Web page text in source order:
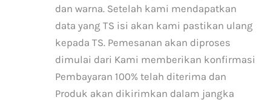
dan warna. Setelah kami mendapatkan
data yang TS isi akan kami pastikan ulang
kepada TS. Pemesanan akan diproses
dimulai dari Kami memberikan konfirmasi
Pembayaran 100% telah diterima dan
Produk akan dikirimkan dalam jangka